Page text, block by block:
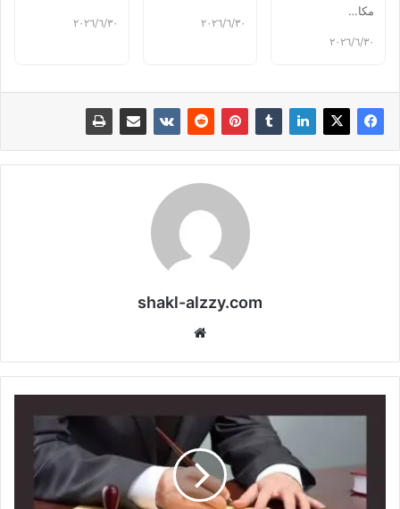
مكا…
٣٠‏/٦‏/٢٠٢٦
٣٠‏/٦‏/٢٠٢٦ ٣٠‏/٦‏/٢٠٢٦
shakl-alzzy.com